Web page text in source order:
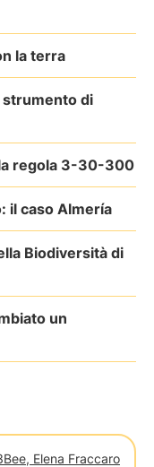
la terra
strumento di
regola 3-30-300
il caso Almería
Biodiversità di
un
Elena Fraccaro